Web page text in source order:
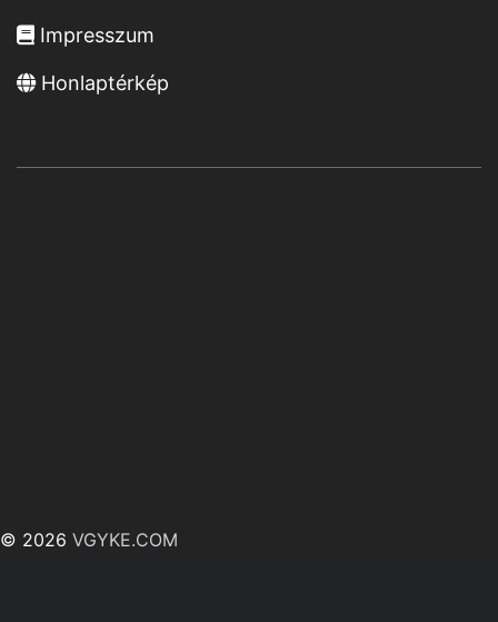
Impresszum
Honlaptérkép
© 2026 VGYKE.COM